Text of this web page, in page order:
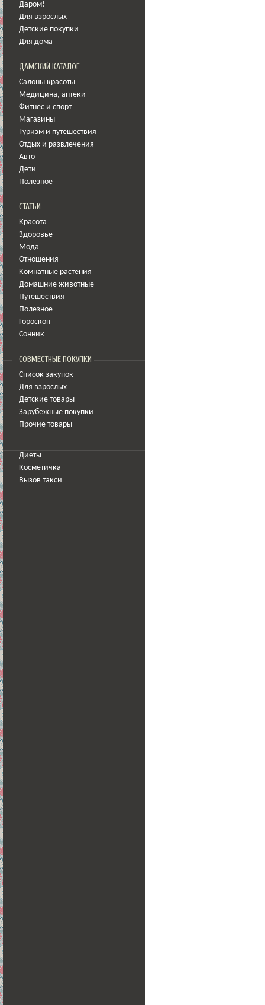
Даром!
Для взрослых
Детские покупки
Для дома
ДАМСКИЙ КАТАЛОГ
Салоны красоты
Медицина, аптеки
Фитнес и спорт
Магазины
Туризм и путешествия
Отдых и развлечения
Авто
Дети
Полезное
СТАТЬИ
Красота
Здоровье
Мода
Отношения
Комнатные растения
Домашние животные
Путешествия
Полезное
Гороскоп
Сонник
СОВМЕСТНЫЕ ПОКУПКИ
Список закупок
Для взрослых
Детские товары
Зарубежные покупки
Прочие товары
Диеты
Косметичка
Вызов такси